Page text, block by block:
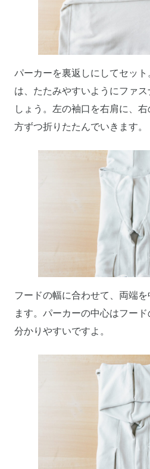
パーカーを裏返しにしてセッ
は、たたみやすいようにファ
しょう。左の袖口を右肩に、
方ずつ折りたたんでいきます。
フードの幅に合わせて、両端
ます。パーカーの中心はフー
分かりやすいですよ。